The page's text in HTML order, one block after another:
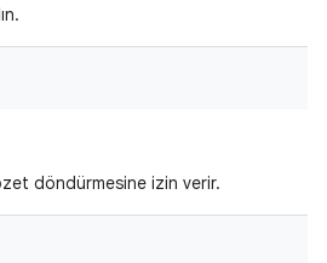
döndürmesine izin verir.